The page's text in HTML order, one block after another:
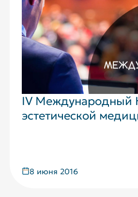
IV Международный
эстетической
8 июня 2016